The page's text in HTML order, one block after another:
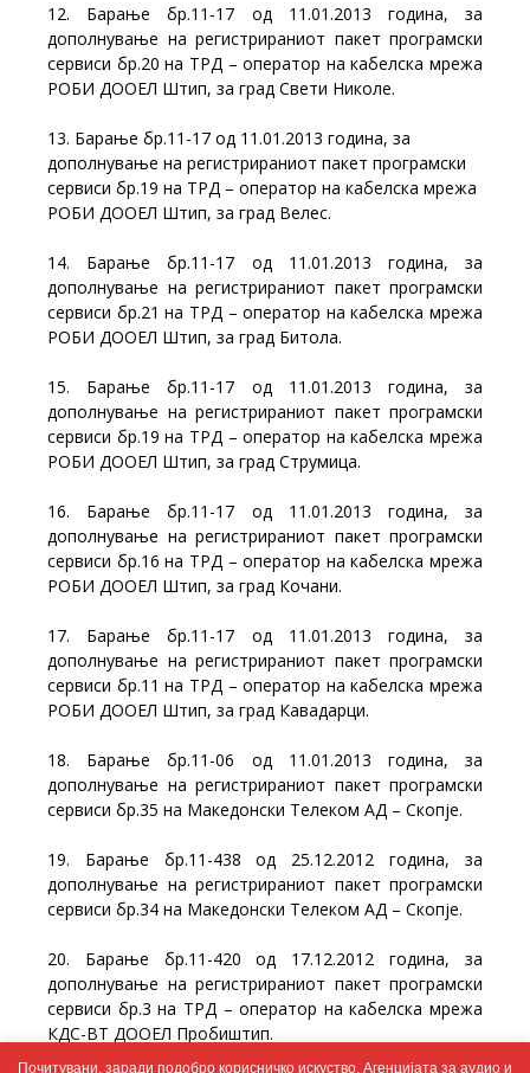
12. Барање бр.11-17 од 11.01.2013 година, за
дополнување на регистрираниот пакет програмски
сервиси бр.20 на ТРД – оператор на кабелска мрежа
РОБИ ДООЕЛ Штип, за град Свети Николе.
13. Барање бр.11-17 од 11.01.2013 година, за
дополнување на регистрираниот пакет програмски
сервиси бр.19 на ТРД – оператор на кабелска мрежа
РОБИ ДООЕЛ Штип, за град Велес.
14. Барање бр.11-17 од 11.01.2013 година, за
дополнување на регистрираниот пакет програмски
сервиси бр.21 на ТРД – оператор на кабелска мрежа
РОБИ ДООЕЛ Штип, за град Битола.
15. Барање бр.11-17 од 11.01.2013 година, за
дополнување на регистрираниот пакет програмски
сервиси бр.19 на ТРД – оператор на кабелска мрежа
РОБИ ДООЕЛ Штип, за град Струмица.
16. Барање бр.11-17 од 11.01.2013 година, за
дополнување на регистрираниот пакет програмски
сервиси бр.16 на ТРД – оператор на кабелска мрежа
РОБИ ДООЕЛ Штип, за град Кочани.
17. Барање бр.11-17 од 11.01.2013 година, за
дополнување на регистрираниот пакет програмски
сервиси бр.11 на ТРД – оператор на кабелска мрежа
РОБИ ДООЕЛ Штип, за град Кавадарци.
18. Барање бр.11-06 од 11.01.2013 година, за
дополнување на регистрираниот пакет програмски
сервиси бр.35 на Mакедонски Телеком АД – Скопје.
19. Барање бр.11-438 од 25.12.2012 година, за
дополнување на регистрираниот пакет програмски
сервиси бр.34 на Mакедонски Телеком АД – Скопје.
20. Барање бр.11-420 од 17.12.2012 година, за
дополнување на регистрираниот пакет програмски
сервиси бр.3 на TРД – оператор на кабелска мрежа
КДС-ВТ ДООЕЛ Пробиштип.
Почитувани, заради подобро корисничко искуство, Агенцијата за аудио и